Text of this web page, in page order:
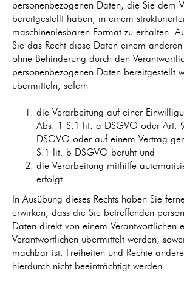
personenbezogenen Daten, die Sie dem
bereitgestellt haben, in einem
maschinenlesbaren Format zu erhalten.
Sie das Recht diese Daten einem
ohne Behinderung durch den
personenbezogenen Daten bereitgestellt
übermitteln, sofern
die Verarbeitung auf einer
Abs. 1 S.1 lit. a DSGVO oder Art.
DSGVO oder auf einem Vertrag
S.1 lit. b DSGVO beruht und
die Verarbeitung mithilfe
erfolgt.
In Ausübung dieses Rechts haben Sie
erwirken, dass die Sie betreffenden
Daten direkt von einem Verantwortlichen
Verantwortlichen übermittelt werden,
machbar ist. Freiheiten und Rechte
hierdurch nicht beeinträchtigt werden.